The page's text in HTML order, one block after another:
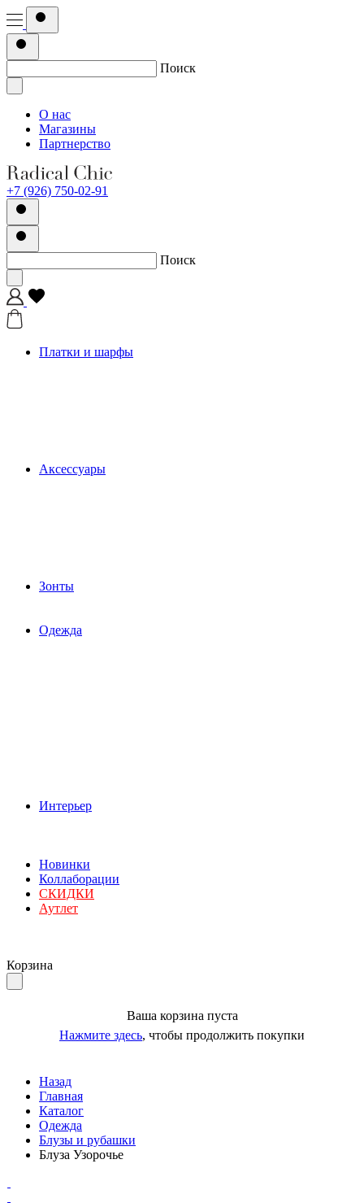
Поиск
О нас
Магазины
Партнерство
+7 (926) 750-02-91
Поиск
Платки и шарфы
Аксессуары
Зонты
Одежда
Интерьер
Новинки
Коллаборации
СКИДКИ
Аутлет
Корзина
Ваша корзина пуста
Нажмите здесь, чтобы продолжить покупки
Назад
Главная
Каталог
Одежда
Блузы и рубашки
Блуза Узорочье